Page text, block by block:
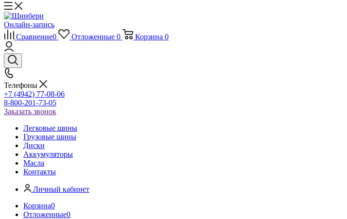
Онлайн-запись
Сравнение0 Отложенные 0 Корзина 0
Телефоны
+7 (4942) 77-08-06
8-800-201-73-05
Заказать звонок
Легковые шины
Грузовые шины
Диски
Аккумуляторы
Масла
Контакты
Личный кабинет
Корзина0
Отложенные0